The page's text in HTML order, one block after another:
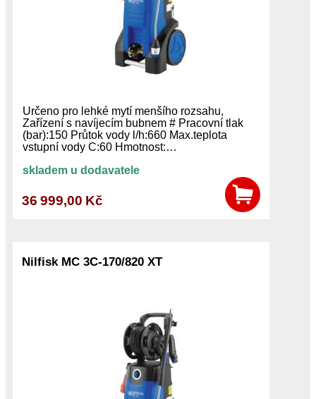
Určeno pro lehké mytí menšího rozsahu,
Zařízení s navíjecím bubnem # Pracovní tlak
(bar):150 Průtok vody l/h:660 Max.teplota
vstupní vody C:60 Hmotnost:…
skladem u dodavatele
36 999,00 Kč
Nilfisk MC 3C-170/820 XT